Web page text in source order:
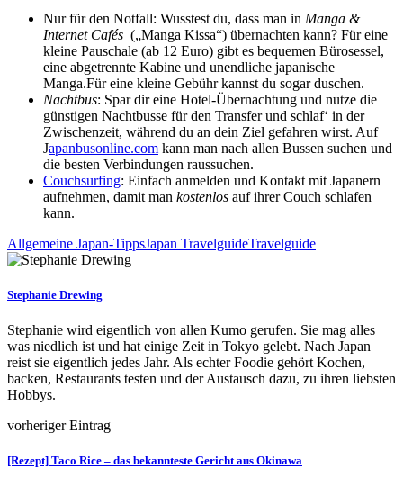
Nur für den Notfall: Wusstest du, dass man in Manga &
Internet Cafés („Manga Kissa“) übernachten kann? Für eine
kleine Pauschale (ab 12 Euro) gibt es bequemen Bürosessel,
eine abgetrennte Kabine und unendliche japanische
Manga.Für eine kleine Gebühr kannst du sogar duschen.
Nachtbus: Spar dir eine Hotel-Übernachtung und nutze die
günstigen Nachtbusse für den Transfer und schlaf‘ in der
Zwischenzeit, während du an dein Ziel gefahren wirst. Auf
Japanbusonline.com kann man nach allen Bussen suchen und
die besten Verbindungen raussuchen.
Couchsurfing: Einfach anmelden und Kontakt mit Japanern
aufnehmen, damit man kostenlos auf ihrer Couch schlafen
kann.
Allgemeine Japan-TippsJapan TravelguideTravelguide
Stephanie Drewing
Stephanie wird eigentlich von allen Kumo gerufen. Sie mag alles
was niedlich ist und hat einige Zeit in Tokyo gelebt. Nach Japan
reist sie eigentlich jedes Jahr. Als echter Foodie gehört Kochen,
backen, Restaurants testen und der Austausch dazu, zu ihren liebsten
Hobbys.
vorheriger Eintrag
[Rezept] Taco Rice – das bekannteste Gericht aus Okinawa